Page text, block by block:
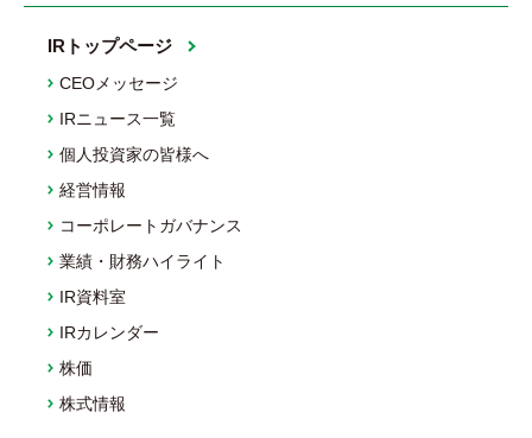
IRトップページ
CEOメッセージ
IRニュース一覧
個人投資家の皆様へ
経営情報
コーポレートガバナンス
業績・財務ハイライト
IR資料室
IRカレンダー
株価
株式情報